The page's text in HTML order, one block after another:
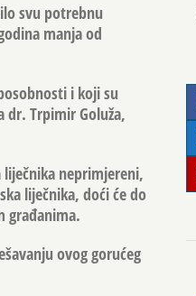
svu potrebnu
manja od
i koji su
dr. Trpimir Goluža,
neprimjereni,
liječnika, doći će do
građanima.
ovog gorućeg